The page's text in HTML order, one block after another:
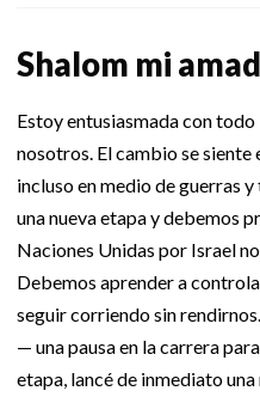
Shalom mi
Estoy entusiasmada con
nosotros. El cambio se siente
incluso en medio de guerras
una nueva etapa y debemos
Naciones Unidas por Israel
Debemos aprender a
seguir corriendo sin
— una pausa en la carrera
etapa, lancé de inmediato